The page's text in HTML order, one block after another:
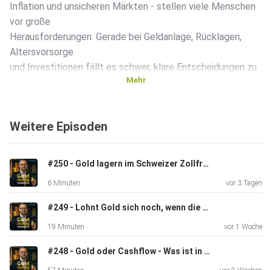
Inflation und unsicheren Märkten - stellen viele Menschen
vor große
Herausforderungen. Gerade bei Geldanlage, Rücklagen,
Altersvorsorge
und Investitionen fällt es schwer, klare Entscheidungen zu
äußeren Umstände zurück: Politik, Krisen und
Entwicklungen. Doch genau hier liegt ein Denkfehler. In
dieser
Folge spreche ich mit Madlen Haß (Pädagogin,
Unternehmerin und
Mutter) darüber, wie unser Umgang mit Geld geprägt wird -
viele Erwachsene genau deshalb bis heute
handlungsunfähig bleiben.
Mehr
Weitere Episoden
#250 - Gold lagern im Schweizer Zollfreilager: Wer hat Zugriff auf dein Vermögen?
6 Minuten vor 3 Tagen
#249 - Lohnt Gold sich noch, wenn die Zinsen steigen?
19 Minuten vor 1 Woche
#248 - Gold oder Cashflow - Was ist in der Krise wichtiger? (mit Luis Pazos)